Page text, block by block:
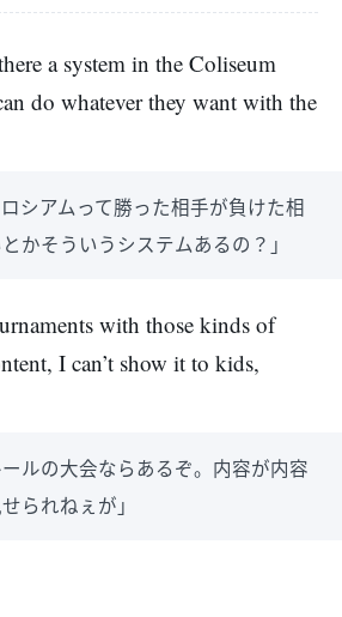
a system in the Coliseum
do whatever they want with the
シアムって勝った相手が負けた相
かそういうシステムあるの？」
with those kinds of
I can’t show it to kids,
ルの大会ならあるぞ。内容が内容
られねぇが」